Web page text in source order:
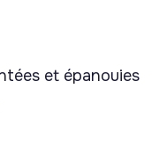
et épanouies